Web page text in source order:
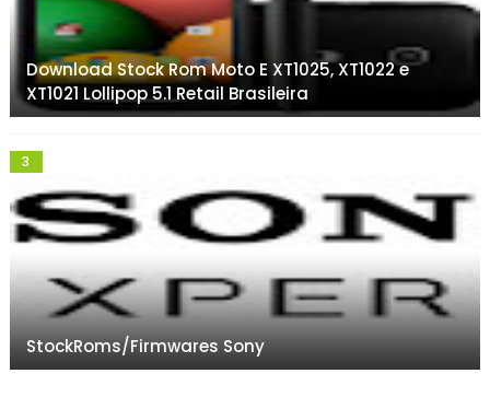
Download Stock Rom Moto E XT1025, XT1022 e
XT1021 Lollipop 5.1 Retail Brasileira
StockRoms/Firmwares Sony